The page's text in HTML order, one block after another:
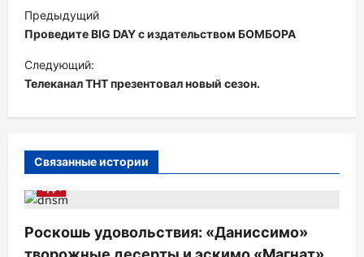
а
в
и
ц
я
п
Предыдущий
Проведите BIG DAY с издательством БОМБОРА
Следующий:
Телеканал ТНТ презентовал новый сезон.
Связанные истории
ЕДА
Роскошь удовольствия: «Даниссимо»